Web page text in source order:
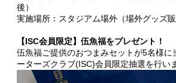
後）
実施場所：スタジアム場外（場外グッズ販
【ISC会員限定】伍魚福をプレゼント！
伍魚福ご提供のおつまみセットが5名様に
ーターズクラブ(ISC)会員限定抽選を行い